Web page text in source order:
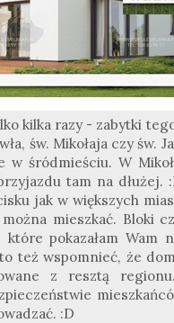
kilka razy - zabytki
św. Mikołaja czy św.
w śródmieściu. W
tam na dłużej.
jak w większych
mieszkać. Bloki
pokazałam
też wspomnieć, że
z resztą
:D